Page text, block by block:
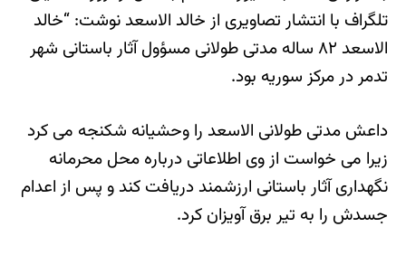
تلگراف با انتشار تصاویری از خالد الاسعد نوشت: “خالد
الاسعد ۸۲ ساله مدتی طولانی مسؤول آثار باستانی شهر
تدمر در مرکز سوریه بود.
داعش مدتی طولانی الاسعد را وحشیانه شکنجه می کرد
زیرا می خواست از وی اطلاعاتی درباره محل محرمانه
نگهداری آثار باستانی ارزشمند دریافت کند و پس از اعدام
جسدش را به تیر برق آویزان کرد.